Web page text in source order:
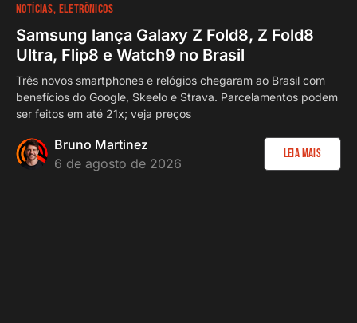
NOTÍCIAS ELETRÔNICOS
Samsung lança Galaxy Z Fold8, Z Fold8
Ultra, Flip8 e Watch9 no Brasil
Três novos smartphones e relógios chegaram ao Brasil com
benefícios do Google, Skeelo e Strava. Parcelamentos podem
ser feitos em até 21x; veja preços
Bruno Martinez
6 de agosto de 2026
Leia Mais